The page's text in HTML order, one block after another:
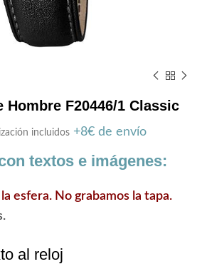
Hombre F20446/1 Classic
incluidos +8€ de envío
textos e imágenes:
esfera. No grabamos la tapa.
al reloj